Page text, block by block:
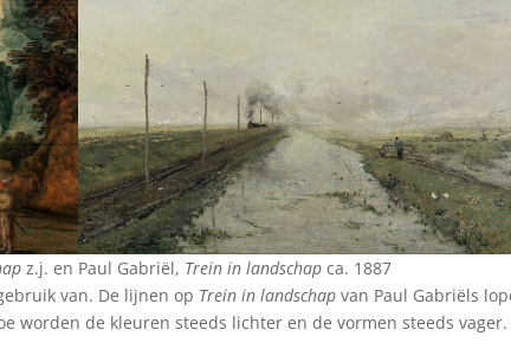
z.j. en Paul Gabriël, Trein in landschapca. 1887
van. De lijnen op Trein in landschapvan Paul Gabriëls
worden de kleuren steeds lichter en de vormen steeds vager.